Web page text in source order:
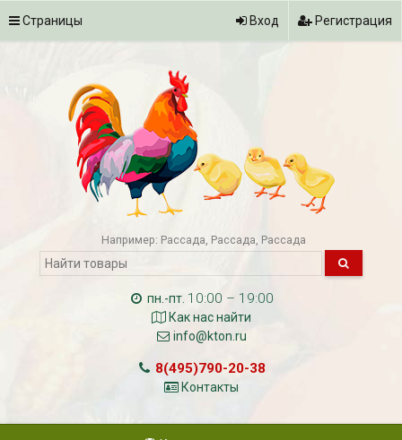
Страницы Вход Регистрация
Например: Рассада Рассада Рассада
пн.-пт. 10:00 – 19:00
Как нас найти
info@kton.ru
8(495)790-20-38
Контакты